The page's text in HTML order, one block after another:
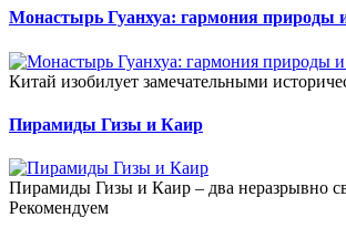
Монастырь Гуанхуа: гармония природы
Китай изобилует замечательными
Пирамиды Гизы и Каир
Пирамиды Гизы и Каир – два неразрывно
Рекомендуем